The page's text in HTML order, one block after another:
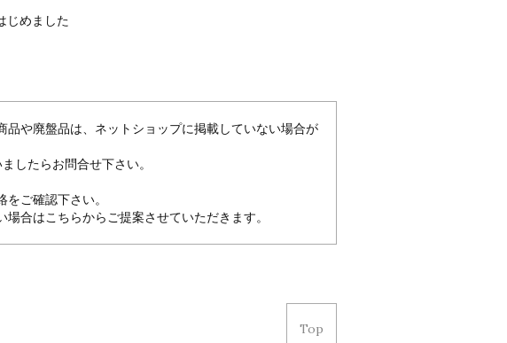
じめました
や廃盤品は、ネットショップに掲載していない場合が
したらお問合せ下さい。
ご確認下さい。
合はこちらからご提案させていただきます。
Top